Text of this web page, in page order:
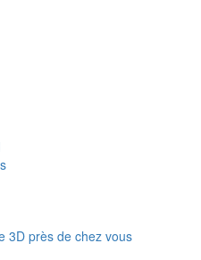
3D près de chez vous